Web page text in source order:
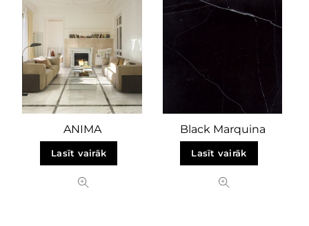
ANIMA
Lasīt vairāk
Black Marquina
Lasīt vairāk